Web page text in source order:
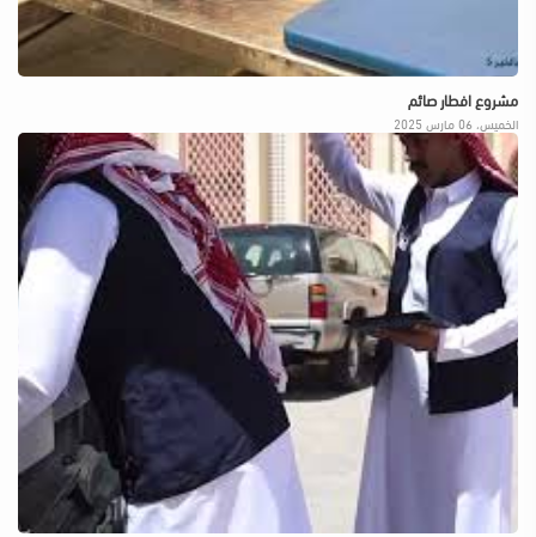
مشروع افطار صائم
الخميس، 06 مارس 2025